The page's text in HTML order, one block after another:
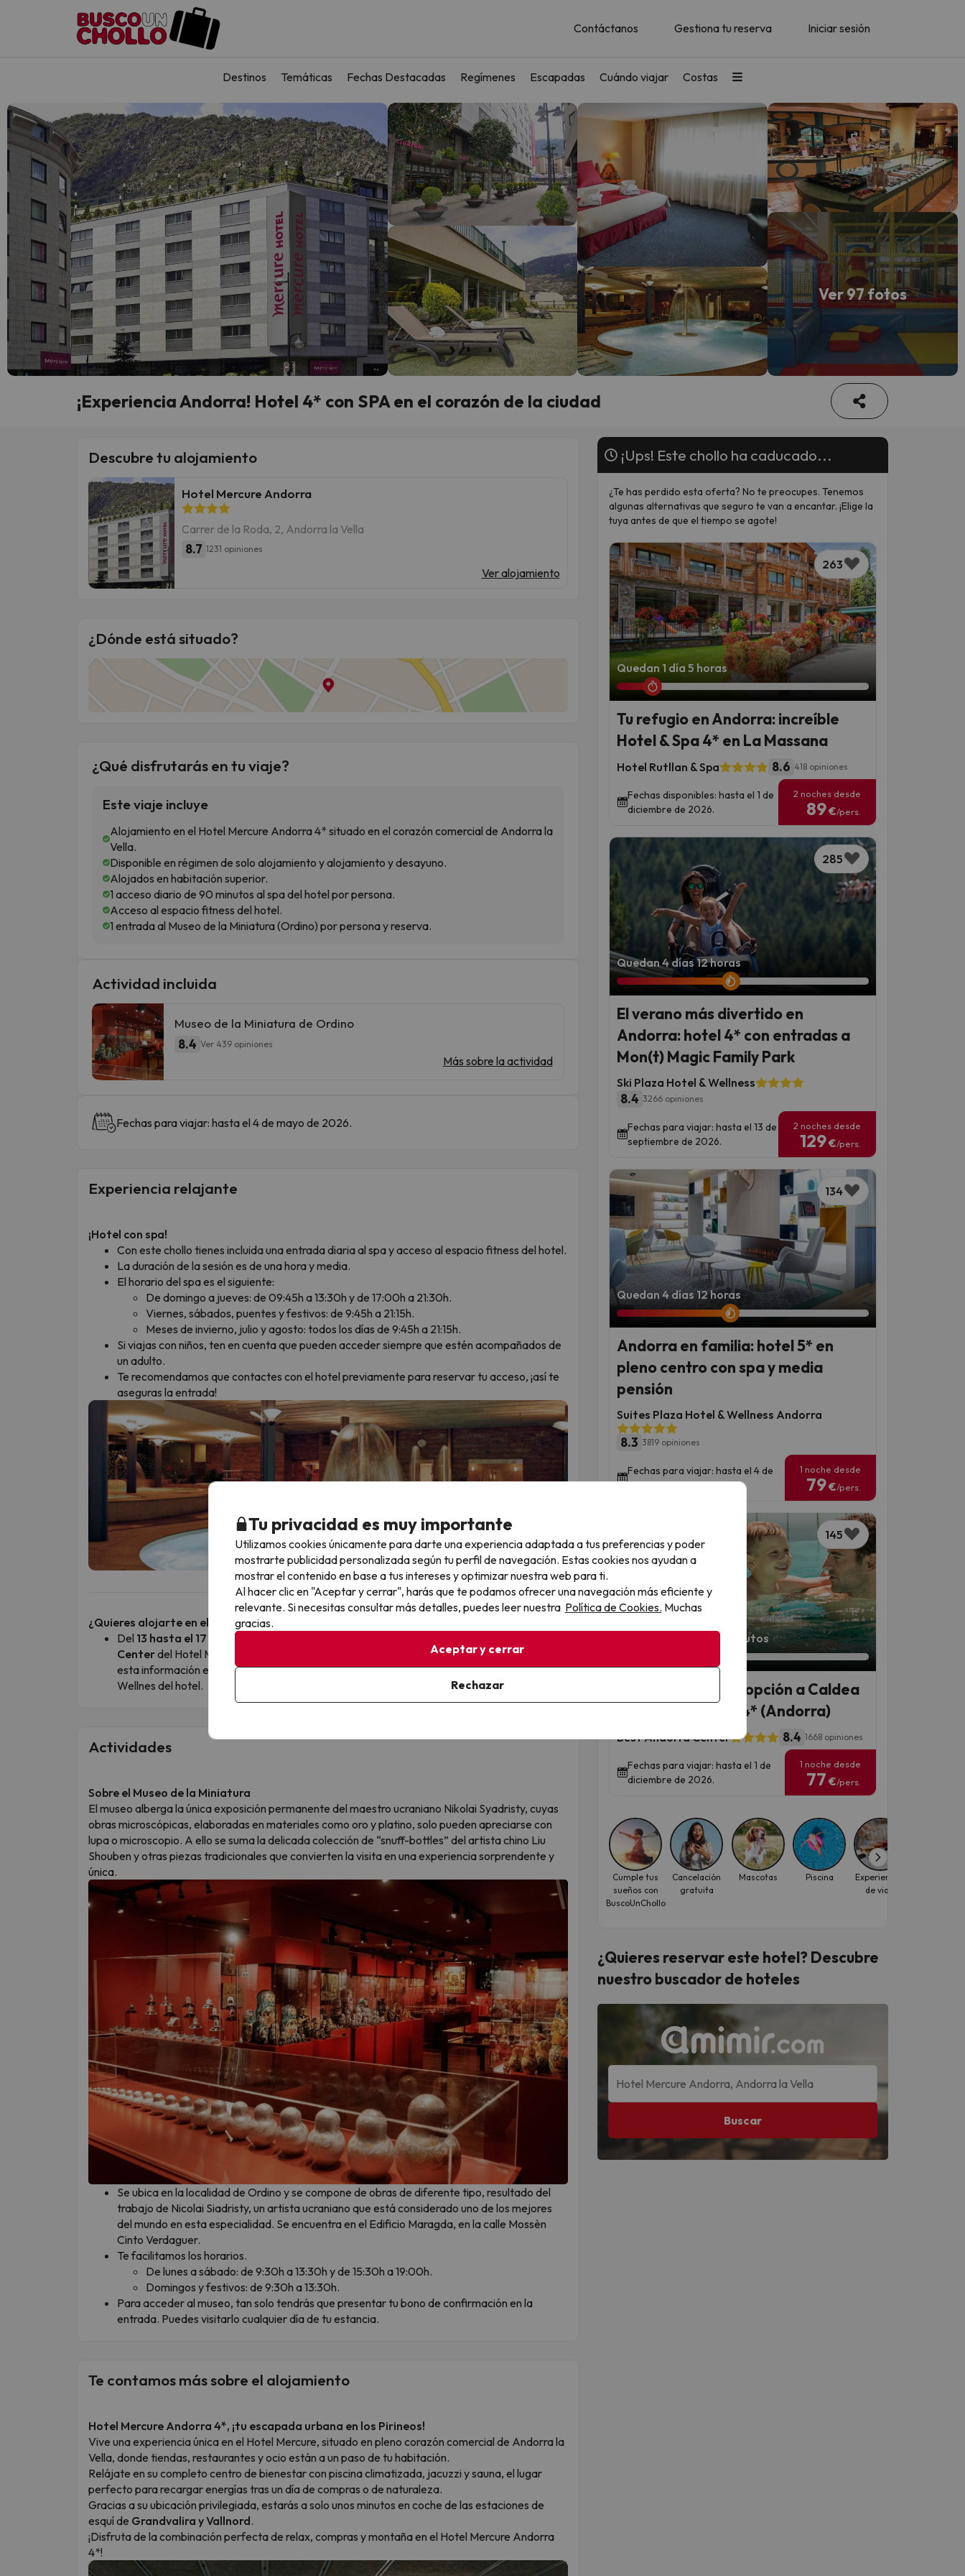
Contáctanos Gestiona tu reserva Iniciar sesión
Destinos Temáticas Fechas Destacadas Regímenes Escapadas Cuándo viajar Costas
Ver 97 fotos
¡Experiencia Andorra! Hotel 4* con SPA en el corazón de la ciudad
Descubre tu alojamiento
Hotel Mercure Andorra
Carrer de la Roda, 2, Andorra la Vella
8.7 1231 opiniones
Ver alojamiento
¿Dónde está situado?
¿Qué disfrutarás en tu viaje?
Este viaje incluye
Alojamiento en el Hotel Mercure Andorra 4* situado en el corazón comercial de Andorra la
Vella.
Disponible en régimen de solo alojamiento y alojamiento y desayuno.
Alojados en habitación superior.
1 acceso diario de 90 minutos al spa del hotel por persona.
Acceso al espacio fitness del hotel.
1 entrada al Museo de la Miniatura (Ordino) por persona y reserva.
Actividad incluida
Museo de la Miniatura de Ordino
8.4 Ver 439 opiniones
Más sobre la actividad
Fechas para viajar: hasta el 4 de mayo de 2026.
Experiencia relajante
¡Hotel con spa!
Con este chollo tienes incluida una entrada diaria al spa y acceso al espacio fitness del hotel.
La duración de la sesión es de una hora y media.
El horario del spa es el siguiente:
De domingo a jueves: de 09:45h a 13:30h y de 17:00h a 21:30h.
Viernes, sábados, puentes y festivos: de 9:45h a 21:15h.
Meses de invierno, julio y agosto: todos los días de 9:45h a 21:15h.
Si viajas con niños, ten en cuenta que pueden acceder siempre que estén acompañados de
un adulto.
Te recomendamos que contactes con el hotel previamente para reservar tu acceso, ¡así te
aseguras la entrada!
¿Quieres alojarte en el Hotel Mercure en abril de 2026? Toma nota.
Del 13 hasta el 17 de abril de 2026
Centerdel Hotel Mercure estará
por parada técnica y limpieza de la misma. Ten
esta información en cuenta ya que, durante esas fechas, no pdorás disfrutar de su zona
Wellnes del hotel.
Actividades
Sobre el Museo de la Miniatura
El museo alberga la única exposición permanente del maestro ucraniano Nikolai Syadristy, cuyas
obras microscópicas, elaboradas en materiales como oro y platino, solo pueden apreciarse con
lupa o microscopio. A ello se suma la delicada colección de “snuff-bottles” del artista chino Liu
Shouben y otras piezas tradicionales que convierten la visita en una experiencia sorprendente y
única.
Se ubica en la localidad de Ordino y se compone de obras de diferente tipo, resultado del
trabajo de Nicolai Siadristy, un artista ucraniano que está considerado uno de los mejores
del mundo en esta especialidad. Se encuentra en el Edificio Maragda, en la calle Mossèn
Cinto Verdaguer.
Te facilitamos los horarios.
De lunes a sábado: de 9:30h a 13:30h y de 15:30h a 19:00h.
Domingos y festivos: de 9:30h a 13:30h.
Para acceder al museo, tan solo tendrás que presentar tu bono de confirmación en la
entrada. Puedes visitarlo cualquier día de tu estancia.
Te contamos más sobre el alojamiento
Hotel Mercure Andorra 4*, ¡tu escapada urbana en los Pirineos!
Vive una experiencia única en el Hotel Mercure, situado en pleno corazón comercial de Andorra la
Vella, donde tiendas, restaurantes y ocio están a un paso de tu habitación.
Relájate en su completo centro de bienestar con piscina climatizada, jacuzzi y sauna, el lugar
perfecto para recargar energías tras un día de compras o de naturaleza.
Gracias a su ubicación privilegiada, estarás a solo unos minutos en coche de las estaciones de
esquí de Grandvalira y Vallnord.
¡Disfruta de la combinación perfecta de relax, compras y montaña en el Hotel Mercure Andorra
4*!
¡Ups! Este chollo ha caducado...
¿Te has perdido esta oferta? No te preocupes. Tenemos
algunas alternativas que seguro te van a encantar. ¡Elige la
tuya antes de que el tiempo se agote!
263
Quedan 1 día 5 horas
Tu refugio en Andorra: increíble
Hotel & Spa 4* en La Massana
Hotel Rutllan & Spa 8.6 418 opiniones
Fechas disponibles: hasta el 1 de
diciembre de 2026.
2 noches desde
89€/pers.
285
Quedan 4 días 12 horas
El verano más divertido en
Andorra: hotel 4* con entradas a
Mon(t) Magic Family Park
Ski Plaza Hotel & Wellness
8.4 3266 opiniones
Fechas para viajar: hasta el 13 de
septiembre de 2026.
2 noches desde
129€/pers.
134
Quedan 4 días 12 horas
Andorra en familia: hotel 5* en
pleno centro con spa y media
pensión
Suites Plaza Hotel & Wellness Andorra
8.3 3819 opiniones
Fechas para viajar: hasta el 4 de
diciembre de 2026.
1 noche desde
79€/pers.
145
Quedan 23 horas 19 minutos
Niños GRATIS con opción a Caldea
en hotel céntrico 4* (Andorra)
Best Andorra Center 8.4 1668 opiniones
Fechas para viajar: hasta el 1 de
diciembre de 2026.
1 noche desde
77 €/pers.
Cumple tus
sueños con
BuscoUnChollo
Cancelación
gratuita
Mascotas Piscina
Experiencias
de viaje
¿Quieres reservar este hotel? Descubre
nuestro buscador de hoteles
Buscar
Tu privacidad es muy importante
Utilizamos cookies únicamente para darte una experiencia adaptada a tus preferencias y poder
mostrarte publicidad personalizada según tu perfil de navegación. Estas cookies nos ayudan a
mostrar el contenido en base a tus intereses y optimizar nuestra web para ti.
Al hacer clic en "Aceptar y cerrar", harás que te podamos ofrecer una navegación más eficiente y
relevante. Si necesitas consultar más detalles, puedes leer nuestra Política de Cookies. Muchas
gracias.
Aceptar y cerrar
Rechazar